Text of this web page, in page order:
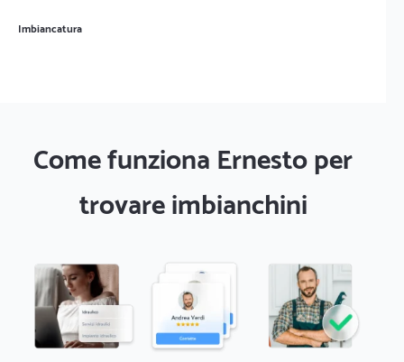
Imbiancatura
Come funziona Ernesto per
trovare imbianchini